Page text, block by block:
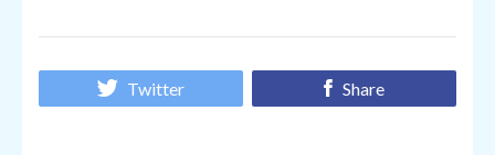
Twitter Share